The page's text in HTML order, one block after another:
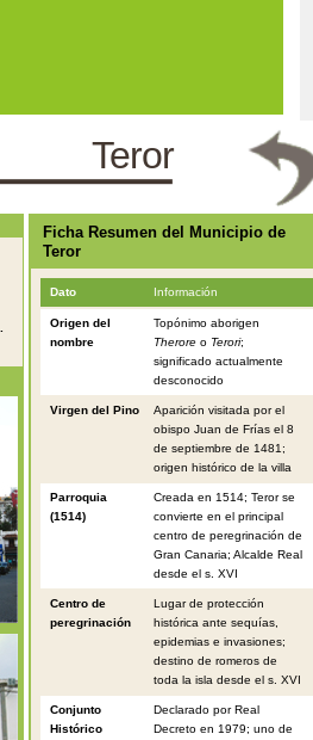
Teror
Ficha Resumen del Municipio de
Teror
Dato Información
Origen del
nombre
Topónimo aborigen
Theroreo Terori;
significado actualmente
desconocido
Virgen del Pino
Aparición visitada por el
obispo Juan de Frías el 8
de septiembre de 1481;
origen histórico de la villa
Parroquia
(1514)
Creada en 1514; Teror se
convierte en el principal
centro de peregrinación de
Gran Canaria; Alcalde Real
desde el s. XVI
Centro de
peregrinación
Lugar de protección
histórica ante sequías,
epidemias e invasiones;
destino de romeros de
toda la isla desde el s. XVI
Conjunto
Histórico
Declarado por Real
Decreto en 1979; uno de